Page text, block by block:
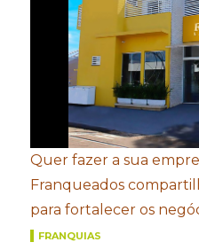
Quer fazer a sua
Franqueados
para fortalecer os
FRANQUIAS